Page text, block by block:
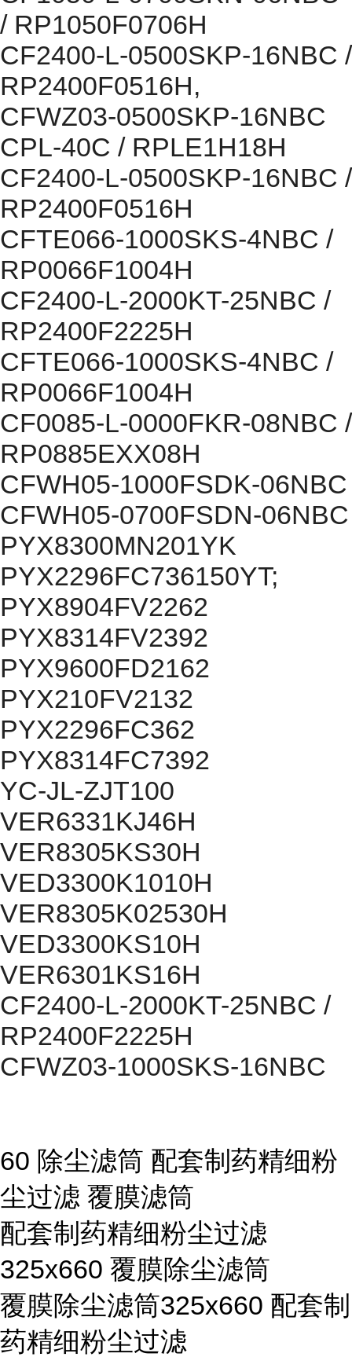
/ RP1050F0706H
CF2400-L-0500SKP-16NBC /
RP2400F0516H,
CFWZ03-0500SKP-16NBC
CPL-40C / RPLE1H18H
CF2400-L-0500SKP-16NBC /
RP2400F0516H
CFTE066-1000SKS-4NBC /
RP0066F1004H
CF2400-L-2000KT-25NBC /
RP2400F2225H
CFTE066-1000SKS-4NBC /
RP0066F1004H
CF0085-L-0000FKR-08NBC /
RP0885EXX08H
CFWH05-1000FSDK-06NBC
CFWH05-0700FSDN-06NBC
PYX8300MN201YK
PYX2296FC736150YT;
PYX8904FV2262
PYX8314FV2392
PYX9600FD2162
PYX210FV2132
PYX2296FC362
PYX8314FC7392
YC-JL-ZJT100
VER6331KJ46H
VER8305KS30H
VED3300K1010H
VER8305K02530H
VED3300KS10H
VER6301KS16H
CF2400-L-2000KT-25NBC /
RP2400F2225H
CFWZ03-1000SKS-16NBC
60 除尘滤筒 配套制药精细粉
尘过滤 覆膜滤筒
配套制药精细粉尘过滤
325x660 覆膜除尘滤筒
覆膜除尘滤筒325x660 配套制
药精细粉尘过滤